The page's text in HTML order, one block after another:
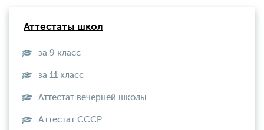
Аттестаты школ
за 9 класс
за 11 класс
Аттестат вечерней школы
Aттестат СССР